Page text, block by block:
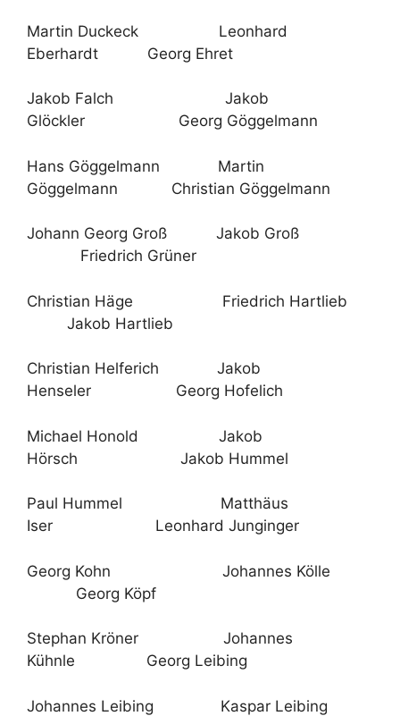
Martin Duckeck Leonhard
Eberhardt Georg Ehret
Jakob Falch Jakob
Glöckler Georg Göggelmann
Hans Göggelmann Martin
Göggelmann Christian Göggelmann
Johann Georg Groß Jakob Groß
Friedrich Grüner
Christian Häge Friedrich Hartlieb
Jakob Hartlieb
Christian Helferich Jakob
Henseler Georg Hofelich
Michael Honold Jakob
Hörsch Jakob Hummel
Paul Hummel Matthäus
Iser Leonhard Junginger
Georg Kohn Johannes Kölle
Georg Köpf
Stephan Kröner Johannes
Kühnle Georg Leibing
Johannes Leibing Kaspar Leibing